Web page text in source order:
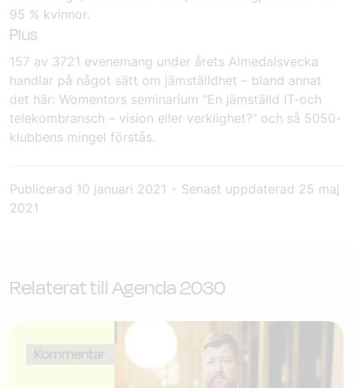
95 % kvinnor.
Plus
157 av 3721 evenemang under årets Almedalsvecka
handlar på något sätt om jämställdhet – bland annat
det här: Womentors seminarium "En jämställd IT-och
telekombransch – vision eller verklighet?" och så 5050-
klubbens mingel förstås.
Publicerad 10 januari 2021 • Senast uppdaterad 25 maj
2021
Relaterat till Agenda 2030